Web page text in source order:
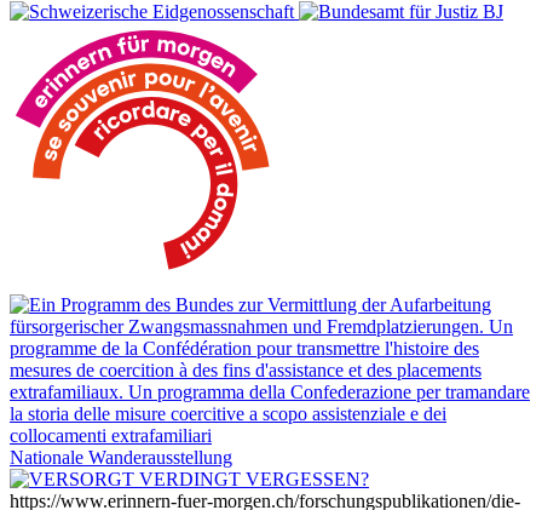
Nationale Wanderausstellung
https://www.erinnern-fuer-morgen.ch/forschungspublikationen/die-